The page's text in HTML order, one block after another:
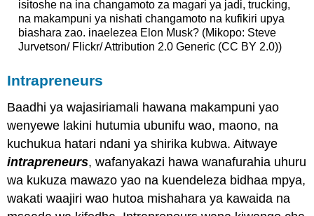
isitoshe na ina changamoto za magari ya jadi, trucking,
na makampuni ya nishati changamoto na kufikiri upya
biashara zao. inaelezea Elon Musk? (Mikopo: Steve
Jurvetson/ Flickr/ Attribution 2.0 Generic (CC BY 2.0))
Intrapreneurs
Baadhi ya wajasiriamali hawana makampuni yao
wenyewe lakini hutumia ubunifu wao, maono, na
kuchukua hatari ndani ya shirika kubwa. Aitwaye
intrapreneurs, wafanyakazi hawa wanafurahia uhuru
wa kukuza mawazo yao na kuendeleza bidhaa mpya,
wakati waajiri wao hutoa mishahara ya kawaida na